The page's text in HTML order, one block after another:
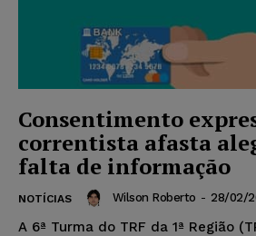
Consentimento
correntista afasta
falta de informação
NOTÍCIAS Wilson Roberto - 28/02/
A 6ª Turma do TRF da 1ª Região